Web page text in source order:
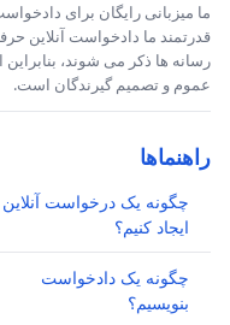
ما میزبانی رایگان برای
قدرتمند ما دادخواست آنلاین
رسانه ها ذکر می شوند،
عموم و تصمیم گیرندگان است.
راهنماها
چگونه یک درخواست آنلاین
ایجاد کنیم؟
چگونه یک دادخواست
بنویسیم؟